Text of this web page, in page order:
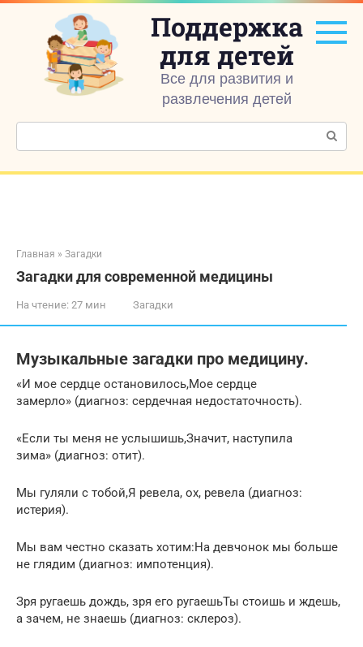
Перейти
контенту
Поддержка
для детей
Все для развития и
развлечения детей
Поиск:
Главная » Загадки
Загадки для современной медицины
На чтение: 27 мин Загадки
Музыкальные загадки про медицину.
«И мое сердце остановилось,Мое сердце
замерло» (диагноз: сердечная недостаточность).
«Если ты меня не услышишь,Значит, наступила
зима» (диагноз: отит).
Мы гуляли с тобой,Я ревела, ох, ревела (диагноз:
истерия).
Мы вам честно сказать хотим:На девчонок мы больше
не глядим (диагноз: импотенция).
Зря ругаешь дождь, зря его ругаешьТы стоишь и ждешь,
а зачем, не знаешь (диагноз: склероз).